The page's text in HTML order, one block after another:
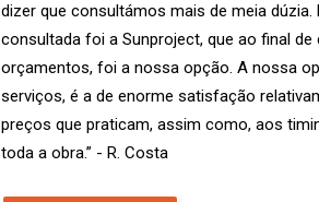
dizer que consultámos mais de meia
consultada foi a Sunproject, que ao final
orçamentos, foi a nossa opção. A nossa
serviços, é a de enorme satisfação
preços que praticam, assim como, aos
toda a obra.” - R. Costa